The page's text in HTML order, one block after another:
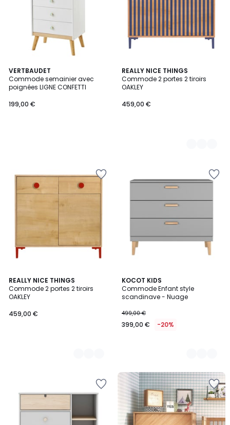
VERTBAUDET
Commode semainier avec
poignées LIGNE CONFETTI
199,00 €
REALLY NICE THINGS
Commode 2 portes 2 tiroirs
OAKLEY
459,00 €
2
Couleurs
REALLY NICE THINGS
Commode 2 portes 2 tiroirs
OAKLEY
459,00 €
2
Couleurs
KOCOT KIDS
Commode Enfant style
scandinave - Nuage
499,00 €
399,00 € -20%
2
Couleurs